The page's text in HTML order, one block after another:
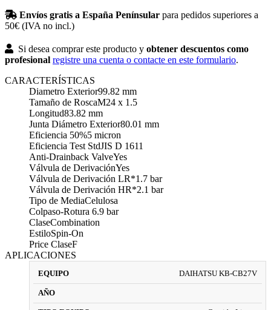
Envíos gratis a España Penínsular para pedidos superiores a
50€ (IVA no incl.)
Si desea comprar este producto y obtener descuentos como
profesional registre una cuenta o contacte en este formulario.
CARACTERÍSTICAS
Diametro Exterior99.82 mm
Tamaño de RoscaM24 x 1.5
Longitud83.82 mm
Junta Diámetro Exterior80.01 mm
Eficiencia 50%5 micron
Eficiencia Test StdJIS D 1611
Anti-Drainback ValveYes
Válvula de DerivaciónYes
Válvula de Derivación LR*1.7 bar
Válvula de Derivación HR*2.1 bar
Tipo de MediaCelulosa
Colpaso-Rotura 6.9 bar
ClaseCombination
EstiloSpin-On
Price ClaseF
APLICACIONES
DAIHATSU KB-CB27V